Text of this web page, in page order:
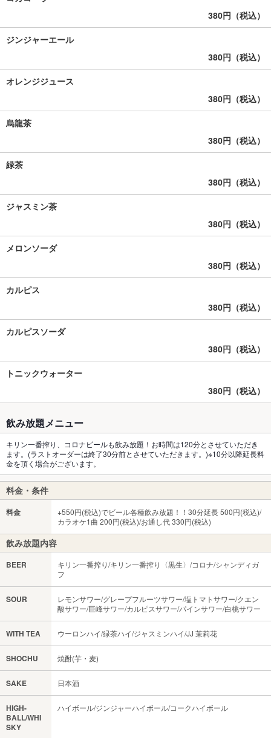
380円（税込）
ジンジャーエール
380円（税込）
オレンジジュース
380円（税込）
烏龍茶
380円（税込）
緑茶
380円（税込）
ジャスミン茶
380円（税込）
メロンソーダ
380円（税込）
カルピス
380円（税込）
カルピスソーダ
380円（税込）
トニックウォーター
380円（税込）
飲み放題メニュー
キリン一番搾り、コロナビールも飲み放題！お時間は120分とさせていただき
ます。(ラストオーダーは終了30分前とさせていただきます。)※10分以降延長料
金を頂く場合がございます。
料金・条件
料金
+550円(税込)でビール各種飲み放題！！30分延長 500円(税込)/
カラオケ1曲 200円(税込)/お通し代 330円(税込)
飲み放題内容
BEER
キリン一番搾り/キリン一番搾り〈黒生〉/コロナ/シャンディガ
フ
SOUR
レモンサワー/グレープフルーツサワー/塩トマトサワー/クエン
酸サワー/巨峰サワー/カルピスサワー/パインサワー/白桃サワー
WITH TEA ウーロンハイ/緑茶ハイ/ジャスミンハイ/JJ 茉莉花
SHOCHU 焼酎(芋・麦)
SAKE 日本酒
HIGH-
BALL/WHI
SKY
ハイボール/ジンジャーハイボール/コークハイボール